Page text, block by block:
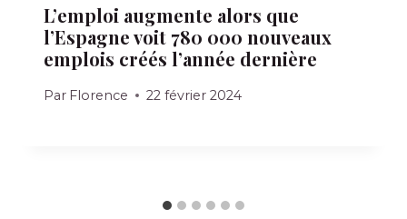
L’emploi augmente alors que
l’Espagne voit 780 000 nouveaux
emplois créés l’année dernière
Par Florence 22 février 2024